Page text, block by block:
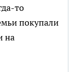
то
покупали
на